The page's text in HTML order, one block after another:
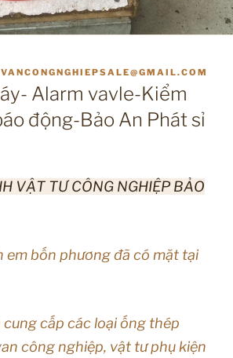
VANCONGNGHIEPSALE@GMAIL.COM
Alarm vavle-Kiểm
động-Bảo An Phát sỉ
VẬT TƯ CÔNG NGHIỆP BẢO
em bốn phương đã có mặt tại
cấp các loại ống thép
công nghiệp, vật tư phụ kiện